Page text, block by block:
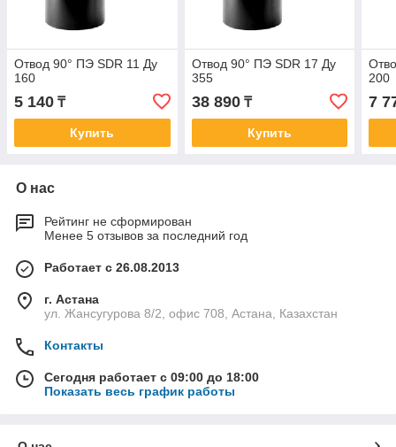
Отвод 90° ПЭ SDR 11 Ду
160
5 140 ₸
Купить
Отвод 90° ПЭ SDR 17 Ду
355
38 890₸
Купить
200
7
О нас
Рейтинг не сформирован
Менее 5 отзывов за последний год
Работает с 26.08.2013
г. Астана
ул. Жансугурова 8/2, офис 708, Астана, Казахстан
Контакты
Сегодня работает с 09:00 до 18:00
Показать весь график работы